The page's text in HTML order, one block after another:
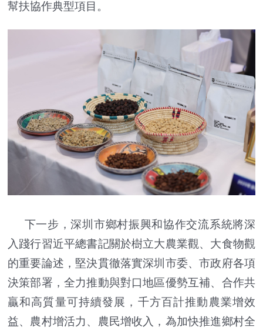
幫扶協作典型項目。
下一步，深圳市鄉村振興和協作交流系統將深
入踐行習近平總書記關於樹立大農業觀、大食物觀
的重要論述，堅決貫徹落實深圳市委、市政府各項
決策部署，全力推動與對口地區優勢互補、合作共
贏和高質量可持續發展，千方百計推動農業增效
益、農村增活力、農民增收入，為加快推進鄉村全